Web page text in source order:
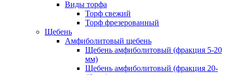
Виды торфа
Торф свежий
Торф фрезерованный
Щебень
Амфиболитовый щебень
Щебень амфиболитовый (фракция 5-20
мм)
Щебень амфиболитовый (фракция 20-